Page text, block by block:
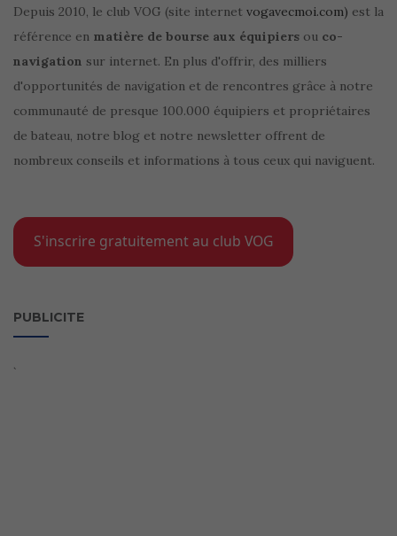
Depuis 2010, le club VOG (site internet vogavecmoi.com) est la
référence en matière de bourse aux équipiers ou co-
navigation sur internet. En plus d'offrir, des milliers
d'opportunités de navigation et de rencontres grâce à notre
communauté de presque 100.000 équipiers et propriétaires
de bateau, notre blog et notre newsletter offrent de
nombreux conseils et informations à tous ceux qui naviguent.
S'inscrire gratuitement au club VOG
PUBLICITE
`